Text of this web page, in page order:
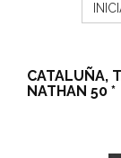
CATALUÑA,
NATHAN 50 *